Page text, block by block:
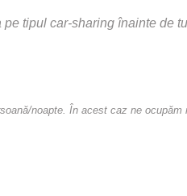
tipul car-sharing înainte de
noapte. În acest caz ne